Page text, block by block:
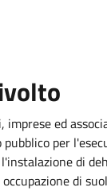
ed
per
di
di